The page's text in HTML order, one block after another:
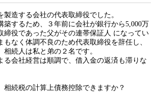
造する会社の代表取締役でした。
築するため、３年前に会社が銀行から5,000万
締役であった父がその連帯保証人 になってい
もなく体調不良のため代表取締役を辞任し、
続人は私と弟の２名です。
る会社経営は順調で、借入金の返済も滞りな
相続税の計算上債務控除できますか？